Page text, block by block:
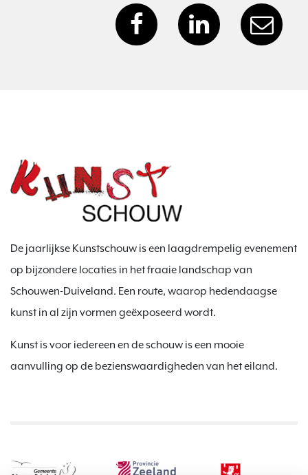
De jaarlijkse Kunstschouw is een laagdrempelig evenement
op bijzondere locaties in het fraaie landschap van
Schouwen-Duiveland. Een route, waarop hedendaagse
kunst in al zijn vormen geëxposeerd wordt.
Kunst is voor iedereen en de schouw is een mooie
aanvulling op de bezienswaardigheden van het eiland.